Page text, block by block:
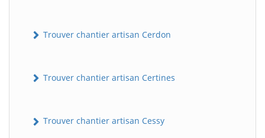
Trouver chantier artisan Cerdon
Trouver chantier artisan Certines
Trouver chantier artisan Cessy